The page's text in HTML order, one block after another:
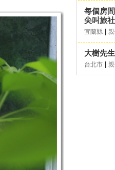
每個房
尖叫旅
宜蘭縣
大樹先
台北市